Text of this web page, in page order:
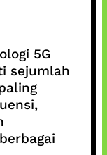
5G
sejumlah